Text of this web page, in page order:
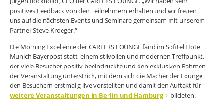
positives Feedback von den Teilnehmern erhalten und wir freuen
uns auf die nächsten Events und Seminare gemeinsam mit unserem
Partner Steve Kroeger.“
Die Morning Excellence der CAREERS LOUNGE fand im Sofitel Hotel
Munich Bayerpost statt, einem stilvollen und modernen Treffpunkt,
der viele Besucher positiv beeindruckte und den exklusiven Rahmen
der Veranstaltung unterstrich, mit dem sich die Macher der Lounge
den Besuchern erstmalig live vorstellten und damit den Auftakt für
weitere Veranstaltungen in Berlin und Hamburg
bildeten.